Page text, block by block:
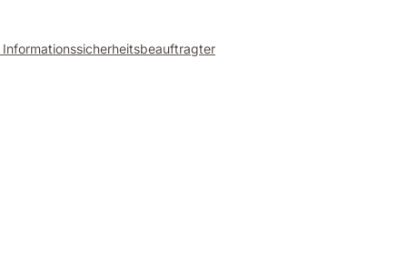
Informationssicherheitsbeauftragter